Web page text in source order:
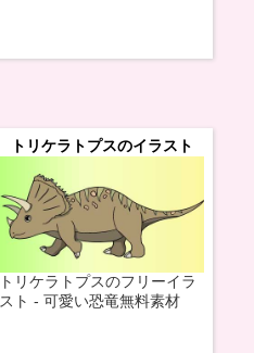
トリケラトプスのイラスト
トリケラトプスのフリーイラ
スト - 可愛い恐竜無料素材